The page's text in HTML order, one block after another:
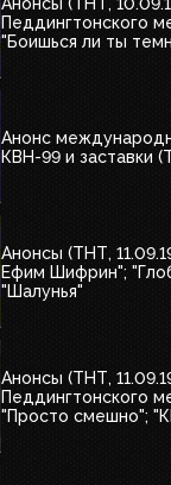
Педдингтонского
"Боишься ли ты
Анонс
КВН-99 и заставки
Анонсы (ТНТ,
Ефим Шифрин";
"Шалунья"
Анонсы (ТНТ,
Педдингтонского
"Просто смешно";